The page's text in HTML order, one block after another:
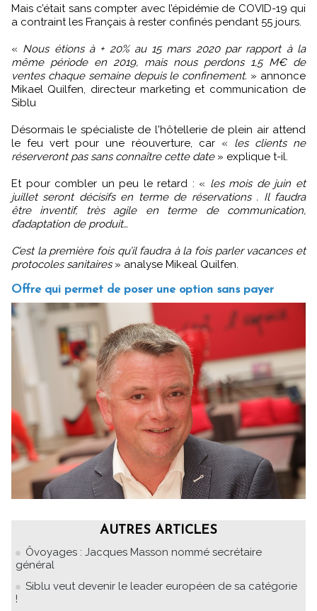
Mais c’était sans compter avec l’épidémie de COVID-19 qui
a contraint les Français à rester confinés pendant 55 jours.
« Nous étions à + 20% au 15 mars 2020 par rapport à la
même période en 2019, mais nous perdons 1,5 M€ de
ventes chaque semaine depuis le confinement. » annonce
Mikael Quilfen, directeur marketing et communication de
Siblu
Désormais le spécialiste de l'hôtellerie de plein air attend
le feu vert pour une réouverture, car « les clients ne
réserveront pas sans connaître cette date » explique t-il.
Et pour combler un peu le retard : « les mois de juin et
juillet seront décisifs en terme de réservations . Il faudra
être inventif, très agile en terme de communication,
d’adaptation de produit…
C’est la première fois qu’il faudra à la fois parler vacances et
protocoles sanitaires» analyse Mikeal Quilfen.
Offre qui permet de poser une option sans payer
AUTRES ARTICLES
Ôvoyages : Jacques Masson nommé secrétaire
général
Siblu veut devenir le leader européen de sa catégorie
!